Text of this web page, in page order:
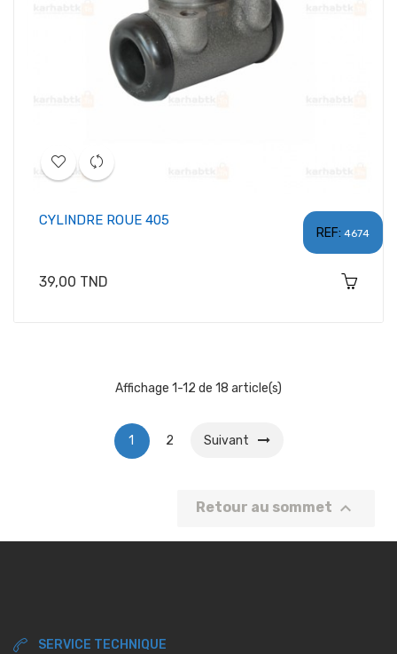
REF: 4674
CYLINDRE ROUE 405
Prix
39,00 TND
Affichage 1-12 de 18 article(s)
1 2 Suivant
Retour au sommet 
SERVICE TECHNIQUE